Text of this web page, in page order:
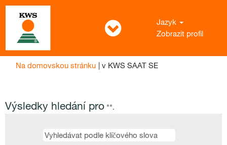
Jazyk
Zobrazit profil
Na domovskou stránku | v KWS SAAT SE(aktuální
Výsledky hledání pro "".